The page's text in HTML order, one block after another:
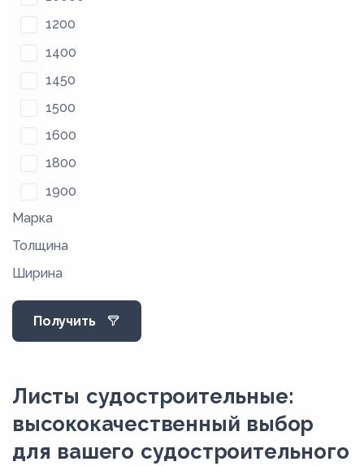
1200
1400
1450
1500
1600
1800
1900
2000
2200
2300
2400
2500
Марка
Толщина
Ширина
Получить
Листы судостроительные:
высококачественный выбор
для вашего судостроительного